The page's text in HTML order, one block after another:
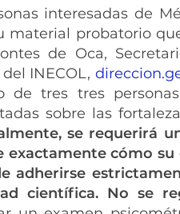
interesadas de
material probatorio
de Oca,
INECOL,
de tres tres
sobre las
se requerirá
exactamente cómo
adherirse
científica. No se